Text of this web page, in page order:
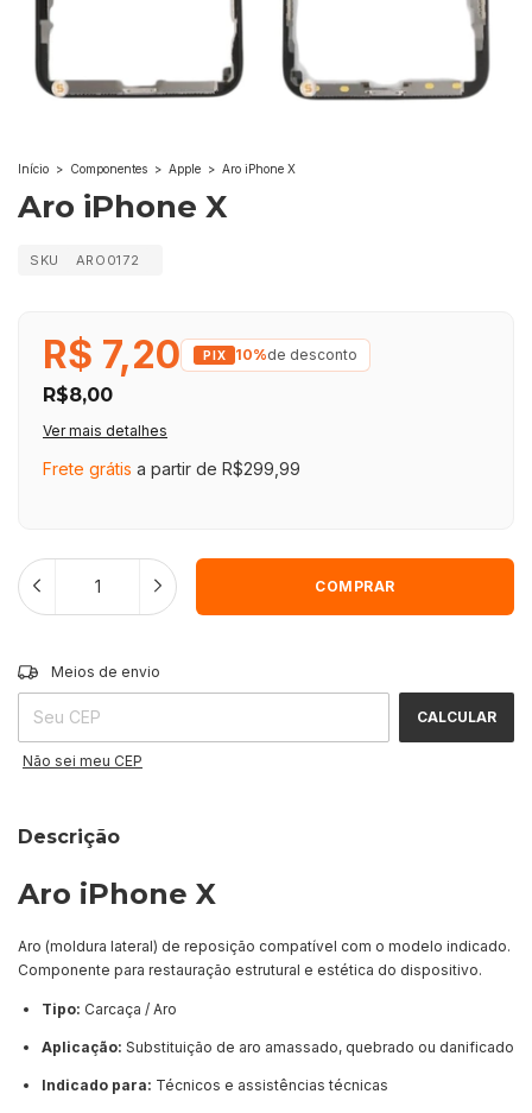
Início > Componentes > Apple > Aro iPhone X
Aro iPhone X
SKU ARO0172
R$ 7,20 10%de desconto
R$8,00
Ver mais detalhes
Frete grátis a partir de R$299,99
Entregas para o CEP:
Meios de envio
CALCULAR
Não sei meu CEP
Descrição
Aro iPhone X
Aro (moldura lateral) de reposição compatível com o modelo indicado.
Componente para restauração estrutural e estética do dispositivo.
Tipo: Carcaça / Aro
Aplicação: Substituição de aro amassado, quebrado ou danificado
Indicado para: Técnicos e assistências técnicas